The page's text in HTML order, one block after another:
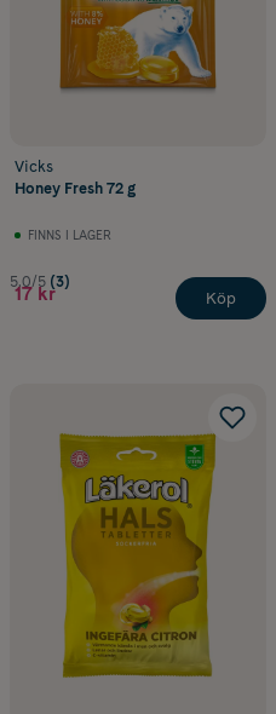
Vicks
Honey Fresh 72 g
FINNS I LAGER
5.0/5 (3)
17 kr Köp